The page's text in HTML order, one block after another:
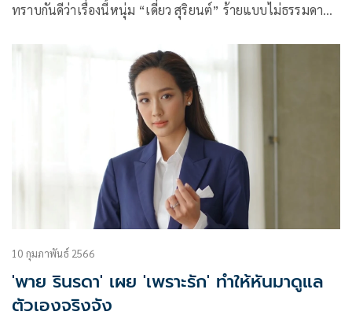
ทราบกันดีว่าเรื่องนี้หนุ่ม “เดี่ยว สุริยนต์” ร้ายแบบไม่ธรรมดา
ล่าสุดตอนอยู่กับ หริ่ง (พาย รินรดา) หนุ่ม “เดี่ยว สุริยนต์” ก็ได้
ปล่อยความเท่ผสมความอบอุ่นพร้อมสายตาอินเลิฟที่ตกหลุมรัก
หริ่ง จนทำให้คนดูเกลียดตัวร้ายคนนี้ไม่ลงจริง ๆ
10 กุมภาพันธ์ 2566
'พาย รินรดา' เผย 'เพราะรัก' ทำให้หันมาดูแล
ตัวเองจริงจัง